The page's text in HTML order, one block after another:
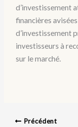
d’investissement
financières
d’investissement
investisseurs à
sur le marché.
Précédent